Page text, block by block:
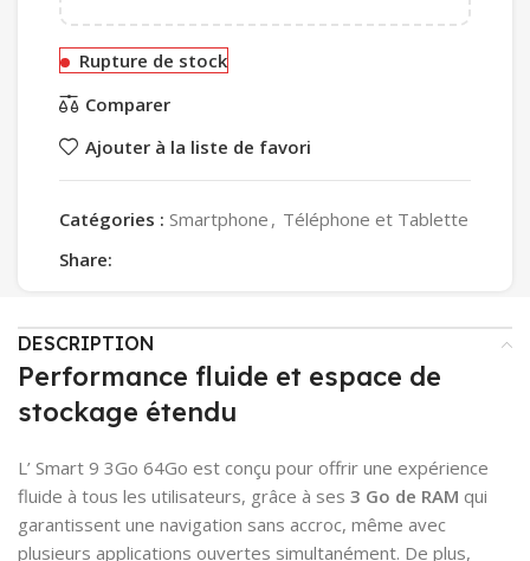
Rupture de stock
Comparer
Ajouter à la liste de favori
Catégories : Smartphone , Téléphone et Tablette
Share:
DESCRIPTION
Performance fluide et espace de
stockage étendu
L’ Smart 9 3Go 64Go est conçu pour offrir une expérience
fluide à tous les utilisateurs, grâce à ses 3 Go de RAM qui
garantissent une navigation sans accroc, même avec
plusieurs applications ouvertes simultanément. De plus,